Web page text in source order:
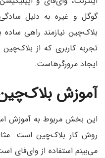
گوگل و غیره به دلیل
بلاک‌چین نیازمند راهی
تجربه کاربری که از بلاک‌چین‌
ایجاد مرورگرهاست.
آموزش
این بخش مربوط به آموزش
روش کار بلاک‌چین است.
می‌بینم استفاده از وای‌فای